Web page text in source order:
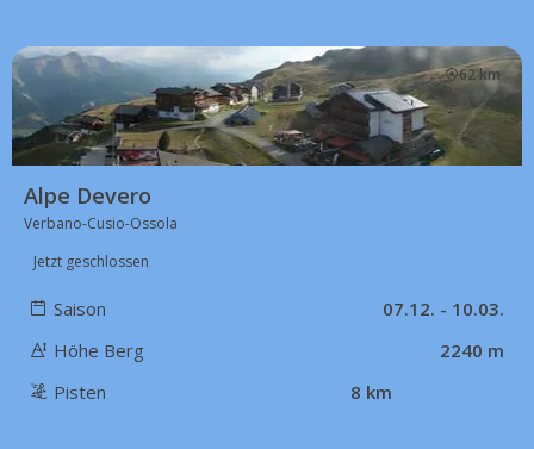
62 km
Alpe Devero
Verbano-Cusio-Ossola
Jetzt geschlossen
Saison
07.12. - 10.03.
Höhe Berg
2240 m
Pisten
8 km